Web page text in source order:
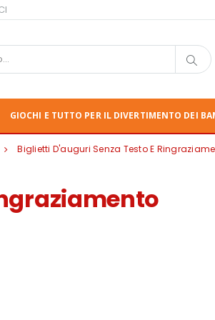
GIOCHI E TUTTO PER IL DIVERTIMENTO DEI
Biglietti D'auguri Senza Testo E